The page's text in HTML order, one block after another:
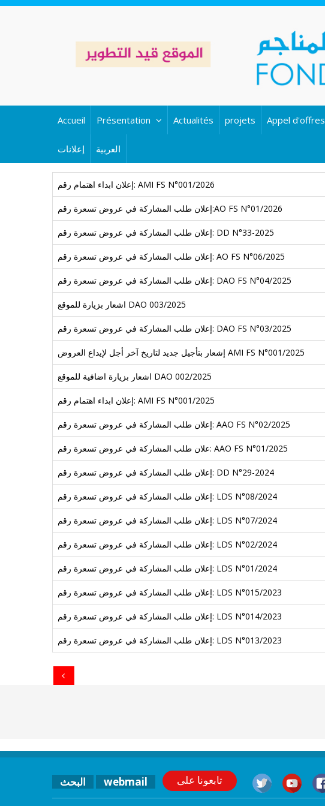
Aller
MAIN
NAVIGATION
Accueil Présentation Actualités projets Appel d'offres
إعلانات العربية
إعلان ابداء اهتمام رقم: AMI FS N°001/2026
إعلان طلب المشاركة في عروض تسعرة رقم:AO FS N°01/2026
إعلان طلب المشاركة في عروض تسعرة رقم: DD N°33-2025
إعلان طلب المشاركة في عروض تسعرة رقم: AO FS N°06/2025
إعلان طلب المشاركة في عروض تسعرة رقم: DAO FS N°04/2025
اشعار بزيارة للموقع DAO 003/2025
إعلان طلب المشاركة في عروض تسعرة رقم: DAO FS N°03/2025
إشعار بتأجيل جديد لتاريخ آخر أجل لإيداع العروض AMI FS N°001/2025
اشعار بزيارة اضافية للموقع DAO 002/2025
إعلان ابداء اهتمام رقم: AMI FS N°001/2025
إعلان طلب المشاركة في عروض تسعرة رقم: AAO FS N°02/2025
علان طلب المشاركة في عروض تسعرة رقم: AAO FS N°01/2025
إعلان طلب المشاركة في عروض تسعرة رقم: DD N°29-2024
إعلان طلب المشاركة في عروض تسعرة رقم: LDS N°08/2024
إعلان طلب المشاركة في عروض تسعرة رقم: LDS N°07/2024
إعلان طلب المشاركة في عروض تسعرة رقم: LDS N°02/2024
إعلان طلب المشاركة في عروض تسعرة رقم: LDS N°01/2024
إعلان طلب المشاركة في عروض تسعرة رقم: LDS N°015/2023
إعلان طلب المشاركة في عروض تسعرة رقم: LDS N°014/2023
إعلان طلب المشاركة في عروض تسعرة رقم: LDS N°013/2023
Pagination
البحث webmail تابعونا على